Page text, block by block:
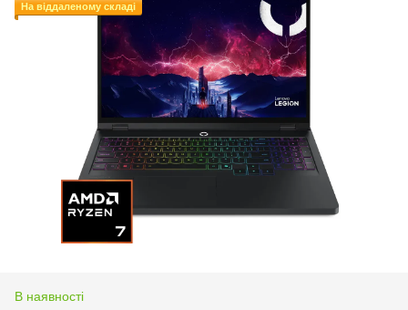
На віддаленому складі
В наявності